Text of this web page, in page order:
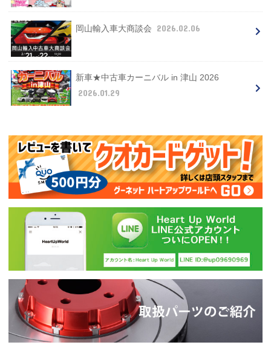
岡山輸入車大商談会 2026.02.06
新車★中古車カーニバル in 津山 2026
2026.01.29